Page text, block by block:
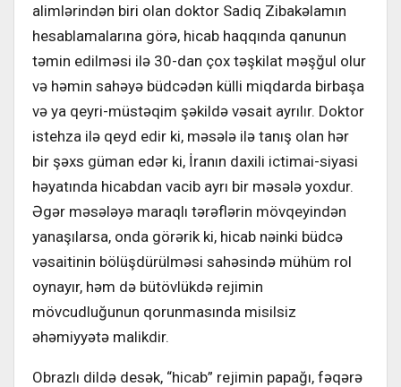
alimlərindən biri olan doktor Sadiq Zibakəlamın
hesablamalarına görə, hicab haqqında qanunun
təmin edilməsi ilə 30-dan çox təşkilat məşğul olur
və həmin sahəyə büdcədən külli miqdarda birbaşa
və ya qeyri-müstəqim şəkildə vəsait ayrılır. Doktor
istehza ilə qeyd edir ki, məsələ ilə tanış olan hər
bir şəxs güman edər ki, İranın daxili ictimai-siyasi
həyatında hicabdan vacib ayrı bir məsələ yoxdur.
Əgər məsələyə maraqlı tərəflərin mövqeyindən
yanaşılarsa, onda görərik ki, hicab nəinki büdcə
vəsaitinin bölüşdürülməsi sahəsində mühüm rol
oynayır, həm də bütövlükdə rejimin
mövcudluğunun qorunmasında misilsiz
əhəmiyyətə malikdir.
Obrazlı dildə desək, “hicab” rejimin papağı, fəqərə